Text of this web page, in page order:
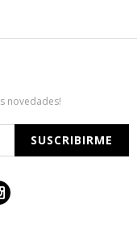
novedades!
SUSCRIBIRME